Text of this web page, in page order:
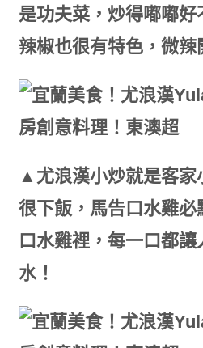
是功夫菜，炒得嘟嘟
辣椒也很有特色，微辣
▲尤浪漢小炒就是客家
很下飯，馬告口水雞
口水雞裡，每一口都讓
水！